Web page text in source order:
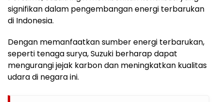
signifikan dalam pengembangan energi terbarukan
di Indonesia.
Dengan memanfaatkan sumber energi terbarukan,
seperti tenaga surya, Suzuki berharap dapat
mengurangi jejak karbon dan meningkatkan kualitas
udara di negara ini.